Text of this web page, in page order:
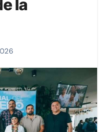
la